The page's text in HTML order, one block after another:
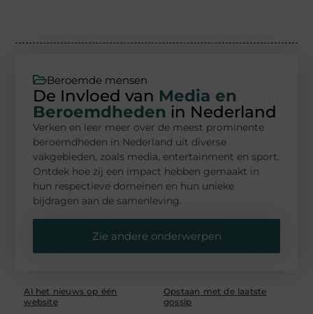
Beroemde mensen
De Invloed van Media en
Beroemdheden in Nederland
Verken en leer meer over de meest prominente
beroemdheden in Nederland uit diverse
vakgebieden, zoals media, entertainment en sport.
Ontdek hoe zij een impact hebben gemaakt in
hun respectieve domeinen en hun unieke
bijdragen aan de samenleving.
Zie andere onderwerpen
Al het nieuws op één
website
Opstaan met de laatste
gossip